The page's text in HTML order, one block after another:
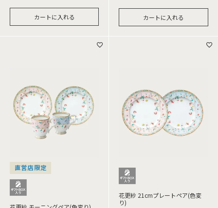
カートに入れる カートに入れる
直営店限定
花更紗 21cmプレートペア(色変
り)